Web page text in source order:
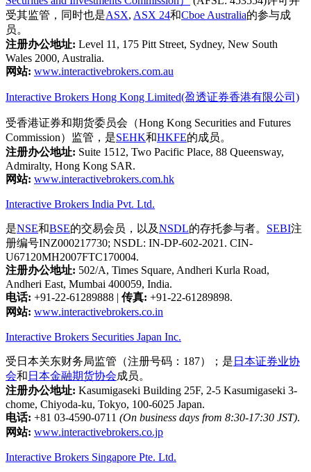
受其监管，同时也是ASX, ASX 24和Cboe Australia的参与成
员。
注册办公地址: Level 11, 175 Pitt Street, Sydney, New South
Wales 2000, Australia.
网站: www.interactivebrokers.com.au
Interactive Brokers Hong Kong Limited(盈透证券香港有限公司)
受香港证券和期货委员会（Hong Kong Securities and Futures
Commission）监管，是SEHK和HKFE的成员。
注册办公地址: Suite 1512, Two Pacific Place, 88 Queensway,
Admiralty, Hong Kong SAR.
网站: www.interactivebrokers.com.hk
Interactive Brokers India Pvt. Ltd.
是NSE和BSE的交易会员，以及NSDL的存托参与者。 SEBI注
册编号INZ000217730; NSDL: IN-DP-602-2021. CIN-
U67120MH2007FTC170004.
注册办公地址: 502/A, Times Square, Andheri Kurla Road,
Andheri East, Mumbai 400059, India.
电话: +91-22-61289888 | 传真: +91-22-61289898.
网站: www.interactivebrokers.co.in
Interactive Brokers Securities Japan Inc.
受日本关东财务局监管（注册号码：187）；是 日本证券业协
会和 日本金融期货协会成员。
注册办公地址: Kasumigaseki Building 25F, 2-5 Kasumigaseki 3-
chome, Chiyoda-ku, Tokyo, 100-6025 Japan.
电话: +81 03-4590-0711 (On business days from 8:30-17:30 JST).
网站: www.interactivebrokers.co.jp
Interactive Brokers Singapore Pte. Ltd.